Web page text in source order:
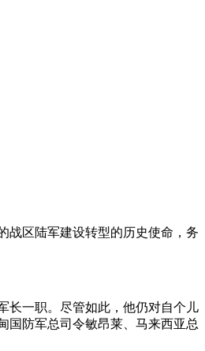
战区陆军建设转型的历史使命，务
长一职。尽管如此，他仍对自个儿
国防军总司令敏昂莱、马来西亚总